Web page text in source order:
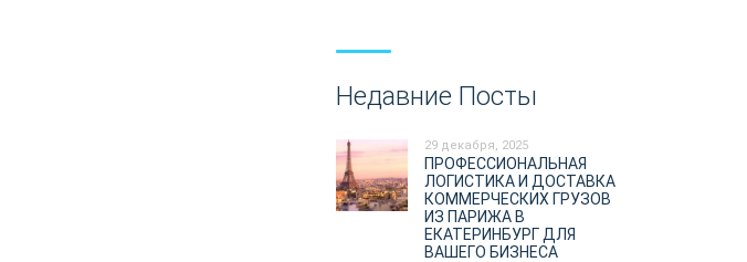
Недавние Посты
29 декабря, 2025
ПРОФЕССИОНАЛЬНАЯ
ЛОГИСТИКА И ДОСТАВКА
КОММЕРЧЕСКИХ ГРУЗОВ
ИЗ ПАРИЖА В
ЕКАТЕРИНБУРГ ДЛЯ
ВАШЕГО БИЗНЕСА